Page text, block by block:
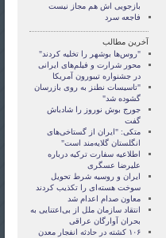
بازجویی اش هم مجاز نیست
فاجعه سرد
آخرین مطالب
"روس‌ها بوشهر را تخلیه کردند"
محور شرارت و فیلم‌های ایرانی
در جشنواره تیبورون آمریکا
"تاسیسات نطنز به روی بازرسان
گشوده شد"
جورج بوش نوروز را شادباش
گفت
متکی: "ایران از گستاخی‌های
انگلستان گلایه‌مند است"
اطلاعیه سفارت ترکیه درباره
علیرضا عسگری
ایران و روسیه شرط تحویل
سوخت هسته‌ای را تکذیب کردند
معاون صدام اعدام شد
انتقاد سازمان ملل از بی‌اعتنایی به
بحران آوارگان عراقی
۱۰۶ کشته در حادثه انفجار معدن